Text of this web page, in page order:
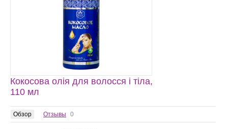
​Кокосова олія для волосся і тіла,
110 мл
Обзор Отзывы 0